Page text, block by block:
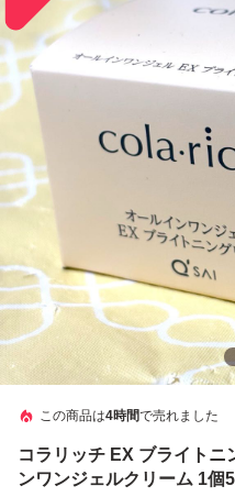
この商品は4時間で売れました
コラリッチ EX ブライトニ
ンワンジェルクリーム 1個